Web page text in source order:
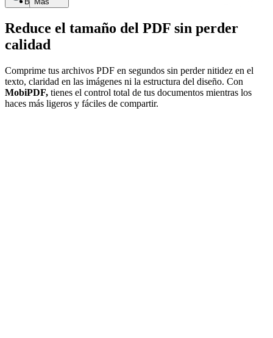
Reduce el tamaño del PDF sin perder
calidad
Comprime tus archivos PDF en segundos sin perder nitidez en el
texto, claridad en las imágenes ni la estructura del diseño. Con
MobiPDF, tienes el control total de tus documentos mientras los
haces más ligeros y fáciles de compartir.